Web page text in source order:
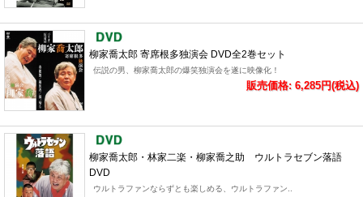
柳家喬太郎 寄席根多独演会 DVD全2巻セット
伝説の男、柳家喬太郎の爆笑独演会を遂に映像化！
販売価格: 6,285円(税込)
柳家喬太郎・林家二楽・柳家喬之助 ウルトラセブン落語
DVD
ウルトラファンならずとも楽しめる、ウルトラファン..